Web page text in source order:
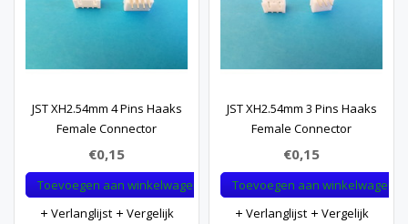
JST XH2.54mm 4 Pins Haaks
Female Connector
€0,15
Toevoegen aan winkelwagen
Verlanglijst
Vergelijk
JST XH2.54mm 3 Pins Haaks
Female Connector
€0,15
Toevoegen aan winkelwagen
Verlanglijst
Vergelijk